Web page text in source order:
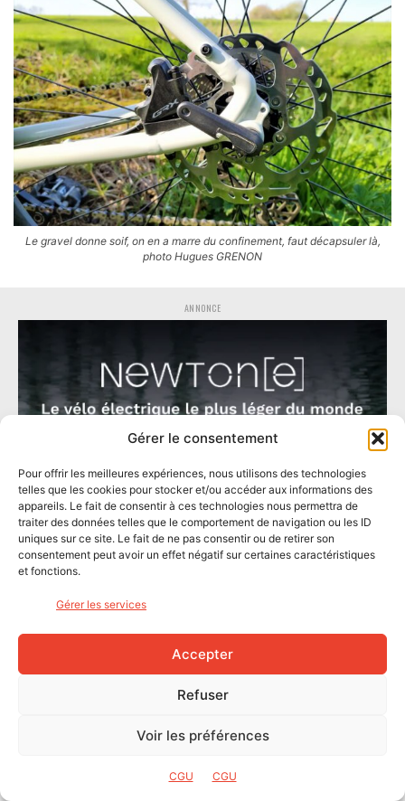
Gérer le consentement
Pour offrir les meilleures expériences, nous utilisons des technologies
telles que les cookies pour stocker et/ou accéder aux informations des
appareils. Le fait de consentir à ces technologies nous permettra de
traiter des données telles que le comportement de navigation ou les ID
uniques sur ce site. Le fait de ne pas consentir ou de retirer son
consentement peut avoir un effet négatif sur certaines caractéristiques
et fonctions.
Gérer les services
Accepter
Refuser
Voir les préférences
CGU CGU
Le gravel donne soif, on en a marre du confinement, faut décapsuler là,
photo Hugues GRENON
ANNONCE